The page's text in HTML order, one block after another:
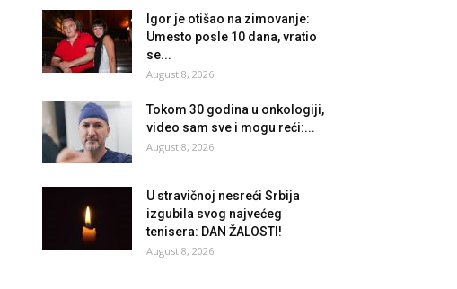
Igor je otišao na zimovanje:
Umesto posle 10 dana, vratio
se...
August 8, 2026
Tokom 30 godina u onkologiji,
video sam sve i mogu reći:...
August 8, 2026
U stravičnoj nesreći Srbija
izgubila svog najvećeg
tenisera: DAN ŽALOSTI!
August 8, 2026